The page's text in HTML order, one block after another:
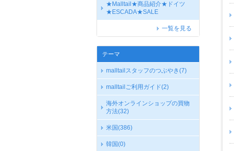
★Malltail★商品紹介★ドイツ
★ESCADA★SALE
一覧を見る
テーマ
malltailスタッフのつぶやき(7)
malltailご利用ガイド(2)
海外オンラインショップの買物
方法(32)
米国(386)
韓国(0)